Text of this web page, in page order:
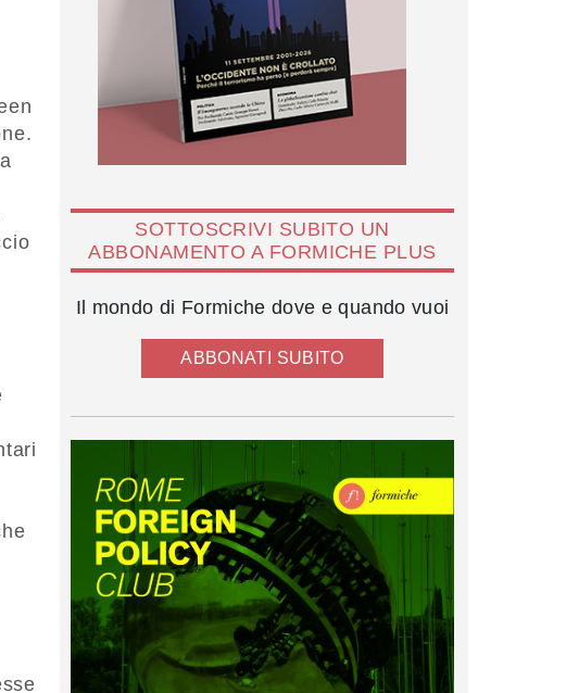
SOTTOSCRIVI SUBITO UN
ABBONAMENTO A FORMICHE PLUS
Il mondo di Formiche dove e quando vuoi
ABBONATI SUBITO